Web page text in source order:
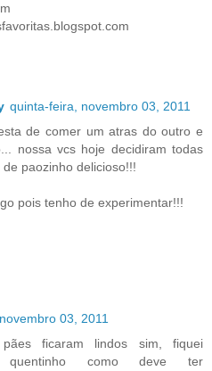
quinta-feira, novembro 03, 2011
de comer um atras do outro e
nossa vcs hoje decidiram todas
paozinho delicioso!!!
pois tenho de experimentar!!!
03, 2011
pães ficaram lindos sim, fiquei
quentinho como deve ter